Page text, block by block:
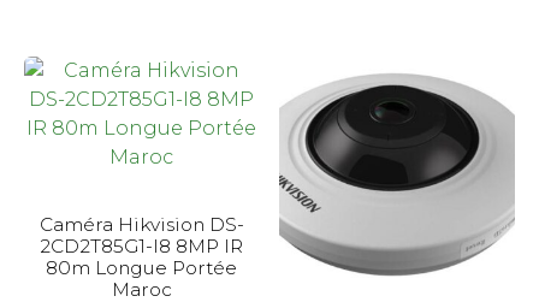
Caméra Hikvision DS-
2CD2T85G1-I8 8MP IR
80m Longue Portée
Maroc